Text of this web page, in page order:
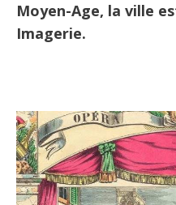
Moyen-Age, la ville
Imagerie.